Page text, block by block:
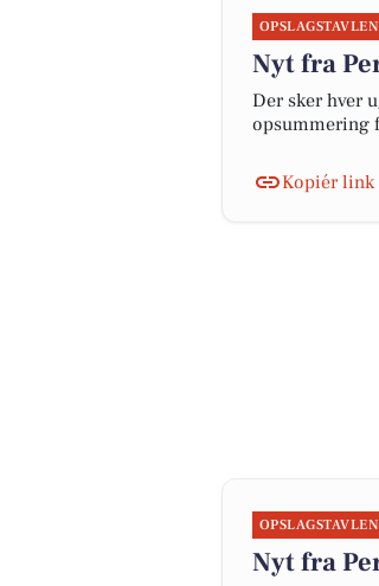
OPSLAGSTAVLEN
Nyt fra
Der sker hver
opsummering
Kopiér link
OPSLAGSTAVLEN
Nyt fra